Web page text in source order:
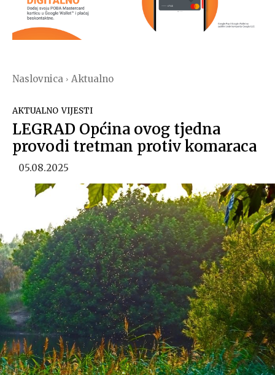
Naslovnica Aktualno
AKTUALNO VIJESTI
LEGRAD Općina ovog tjedna
provodi tretman protiv komaraca
05.08.2025